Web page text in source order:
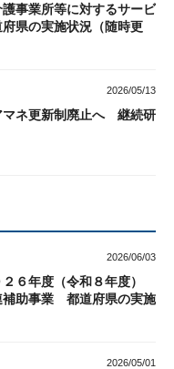
護事業所等に対するサービ
県の実施状況（随時更
2026/05/13
ネ更新制廃止へ 継続研
2026/06/03
２６年度（令和８年度）
補助事業 都道府県の実施
2026/05/01